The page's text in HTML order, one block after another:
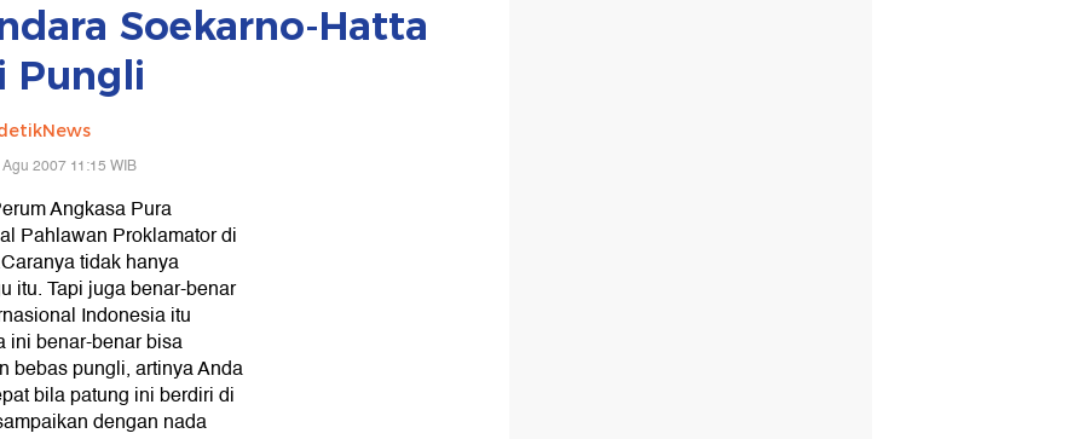
Soekarno-Hatta
Pungli
2007 11:15 WIB
Angkasa Pura
Pahlawan Proklamator di
tidak hanya
itu. Tapi juga benar-benar
Indonesia itu
ini benar-benar bisa
bebas pungli, artinya Anda
bila patung ini berdiri di
dengan nada